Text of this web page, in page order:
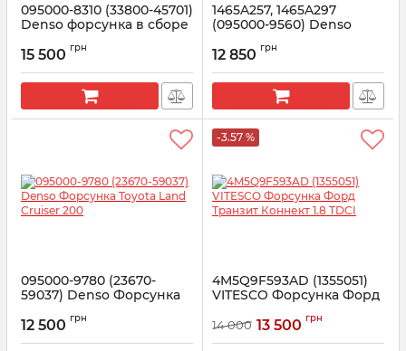
095000-8310 (33800-45701)
Denso форсунка в сборе
15 500 грн
1465A257, 1465A297
(095000-9560) Denso
PAJERO
Артикул: 1465A257
12 850 грн
095000-9780 (23670-
59037) Denso Форсунка
Артикул: 095000-9780
12 500 грн
-3.57 %
4M5Q9F593AD (1355051)
VITESCO Форсунка Форд
Артикул: 562000710
14 000 13 500 грн